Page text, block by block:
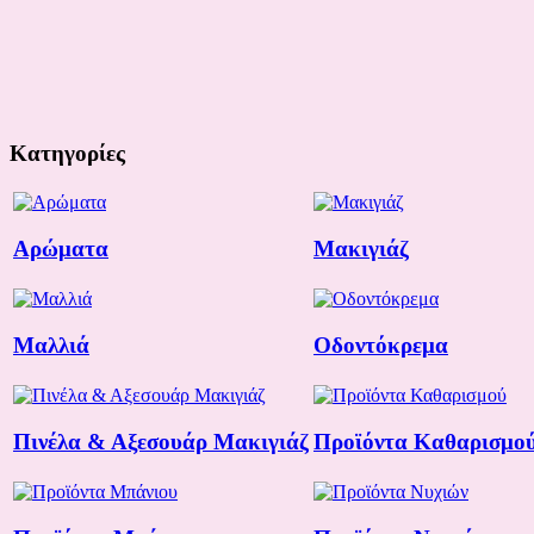
Κατηγορίες
Αρώματα Μακιγιάζ
Μαλλιά Οδοντόκρεμα
Πινέλα & Αξεσουάρ ΜακιγιάζΠροϊόντα